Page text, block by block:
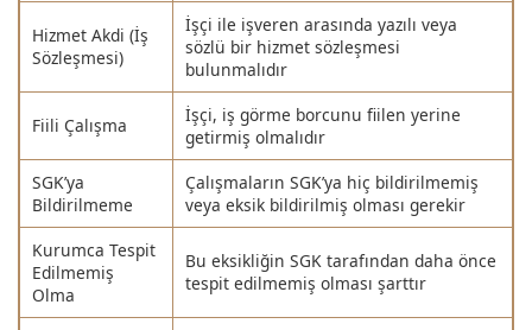
Hizmet Akdi (İş
Sözleşmesi)
İşçi ile işveren arasında yazılı veya
sözlü bir hizmet sözleşmesi
bulunmalıdır
Fiili Çalışma
İşçi, iş görme borcunu fiilen yerine
getirmiş olmalıdır
SGK’ya
Bildirilmeme
Çalışmaların SGK’ya hiç bildirilmemiş
veya eksik bildirilmiş olması gerekir
Kurumca Tespit
Edilmemiş
Olma
Bu eksikliğin SGK tarafından daha önce
tespit edilmemiş olması şarttır